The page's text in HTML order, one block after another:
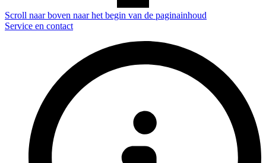
Scroll naar boven naar het begin van de paginainhoud
Service en contact